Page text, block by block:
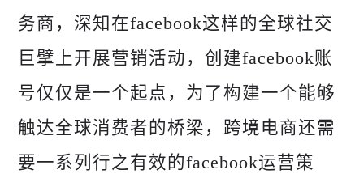
务商，深知在facebook这样的全球社交
巨擘上开展营销活动，创建facebook账
号仅仅是一个起点，为了构建一个能够
触达全球消费者的桥梁，跨境电商还需
要一系列行之有效的facebook运营策